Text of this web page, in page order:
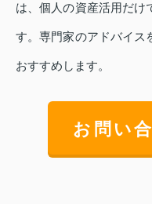
は、個人の資産活用だけ
す。専門家のアドバイス
おすすめします。
お問い